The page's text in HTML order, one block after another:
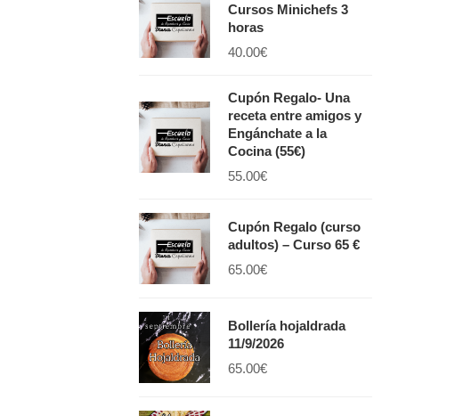
Cursos Minichefs 3
horas
40.00€
Cupón Regalo- Una
receta entre amigos y
Engánchate a la
Cocina (55€)
55.00€
Cupón Regalo (curso
adultos) – Curso 65 €
65.00€
Bollería hojaldrada
11/9/2026
65.00€